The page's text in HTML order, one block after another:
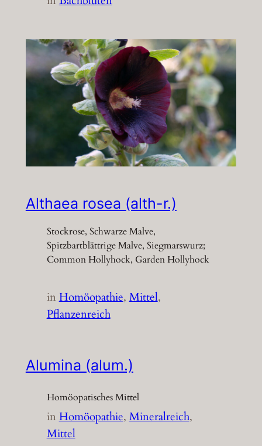
Althaea rosea (alth-r.)
Stockrose, Schwarze Malve,
Spitzbartblättrige Malve, Siegmarswurz;
Common Hollyhock, Garden Hollyhock
inHomöopathie, Mittel
Pflanzenreich
Alumina (alum.)
Homöopatisches Mittel
inHomöopathie, Mineralreich
Mittel